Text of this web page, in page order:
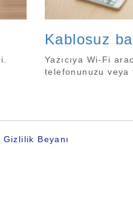
Kablosuz
Yazıcıya Wi-Fi
telefonunuzu veya
Gizlilik Beyanı